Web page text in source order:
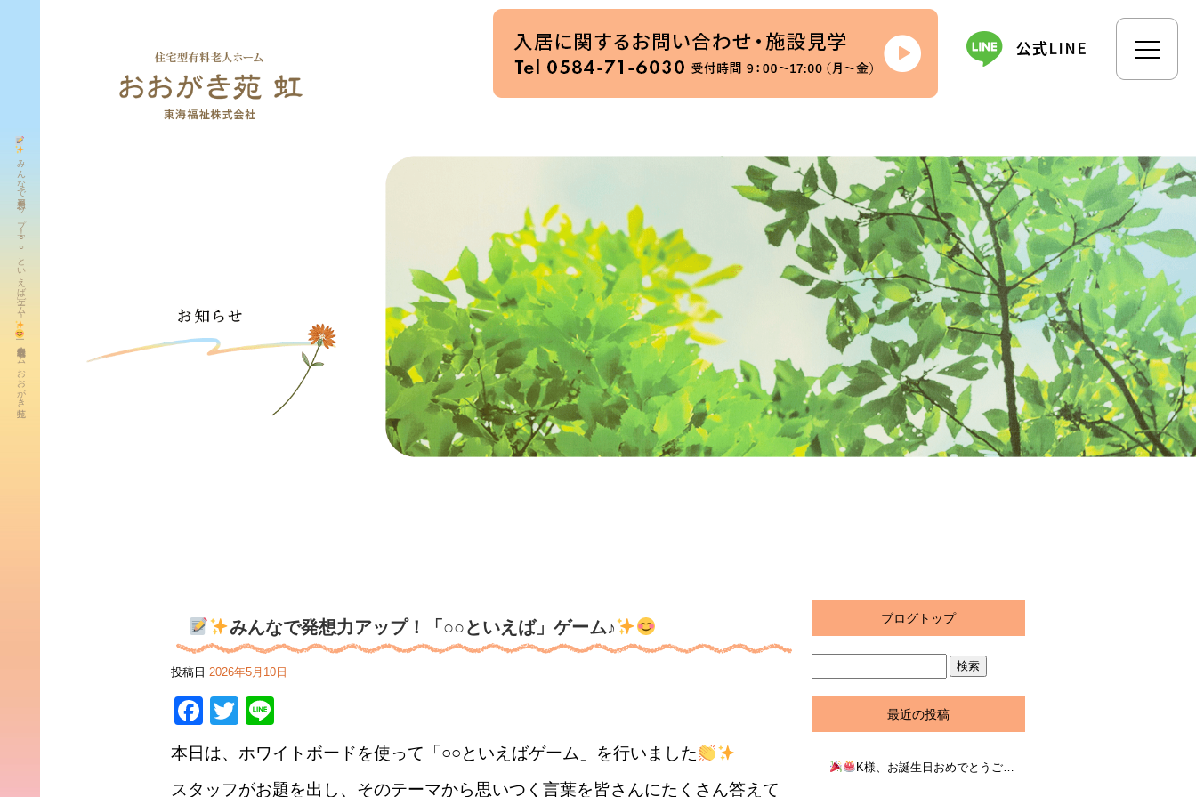
みんなで発想力アップ！「○○といえば」ゲーム♪
|住宅型有料老人ホーム おおがき苑虹
みんなで発想力アップ！「○○といえば」ゲーム♪
投稿日 2026年5月10日
Facebook
Twitter
本日は、ホワイトボードを使って「○○といえばゲーム」を行いました
スタッフがお題を出し、そのテーマから思いつく言葉を皆さんにたくさん答えて
ブログトップ
最近の投稿
K様、お誕生日おめでとうございます！